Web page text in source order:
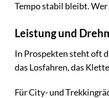
Tempo stabil bleibt.
Leistung und
In Prospekten steht oft
das Losfahren, das
Für City- und